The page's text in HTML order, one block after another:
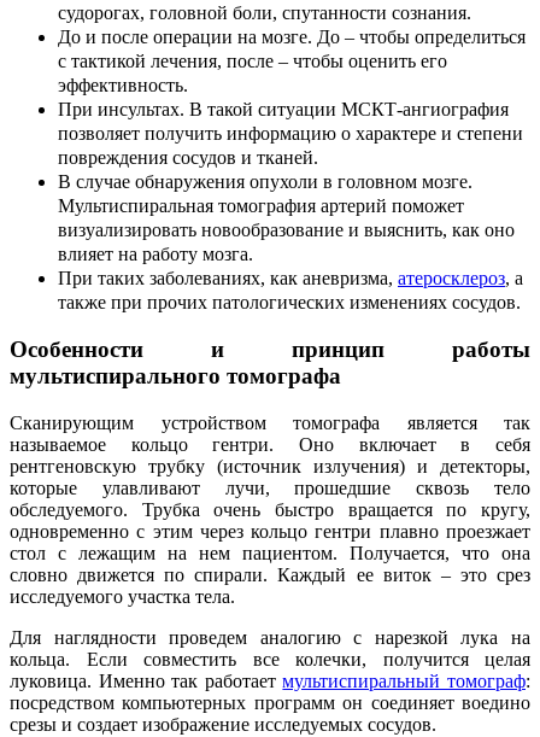
судорогах, головной боли, спутанности сознания.
До и после операции на мозге. До – чтобы определиться
с тактикой лечения, после – чтобы оценить его
эффективность.
При инсультах. В такой ситуации МСКТ-ангиография
позволяет получить информацию о характере и степени
повреждения сосудов и тканей.
В случае обнаружения опухоли в головном мозге.
Мультиспиральная томография артерий поможет
визуализировать новообразование и выяснить, как оно
влияет на работу мозга.
При таких заболеваниях, как аневризма, атеросклероз, а
также при прочих патологических изменениях сосудов.
Особенности и принцип работы
мультиспирального томографа
Сканирующим устройством томографа является так
называемое кольцо гентри. Оно включает в себя
рентгеновскую трубку (источник излучения) и детекторы,
которые улавливают лучи, прошедшие сквозь тело
обследуемого. Трубка очень быстро вращается по кругу,
одновременно с этим через кольцо гентри плавно проезжает
стол с лежащим на нем пациентом. Получается, что она
словно движется по спирали. Каждый ее виток – это срез
исследуемого участка тела.
Для наглядности проведем аналогию с нарезкой лука на
кольца. Если совместить все колечки, получится целая
луковица. Именно так работаетмультиспиральный томограф:
посредством компьютерных программ он соединяет воедино
срезы и создает изображение исследуемых сосудов.